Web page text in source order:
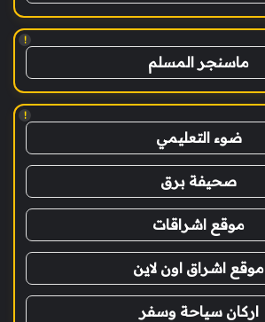
!
ماسنجر المسلم
!
ضوء التعليمي
صحيفة برق
موقع اشراقات
موقع اشراق اون لاين
اركان سياحة وسفر